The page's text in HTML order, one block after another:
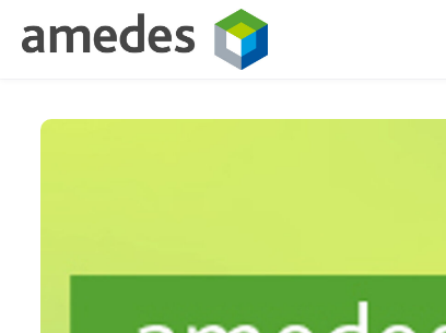
Skip to main content